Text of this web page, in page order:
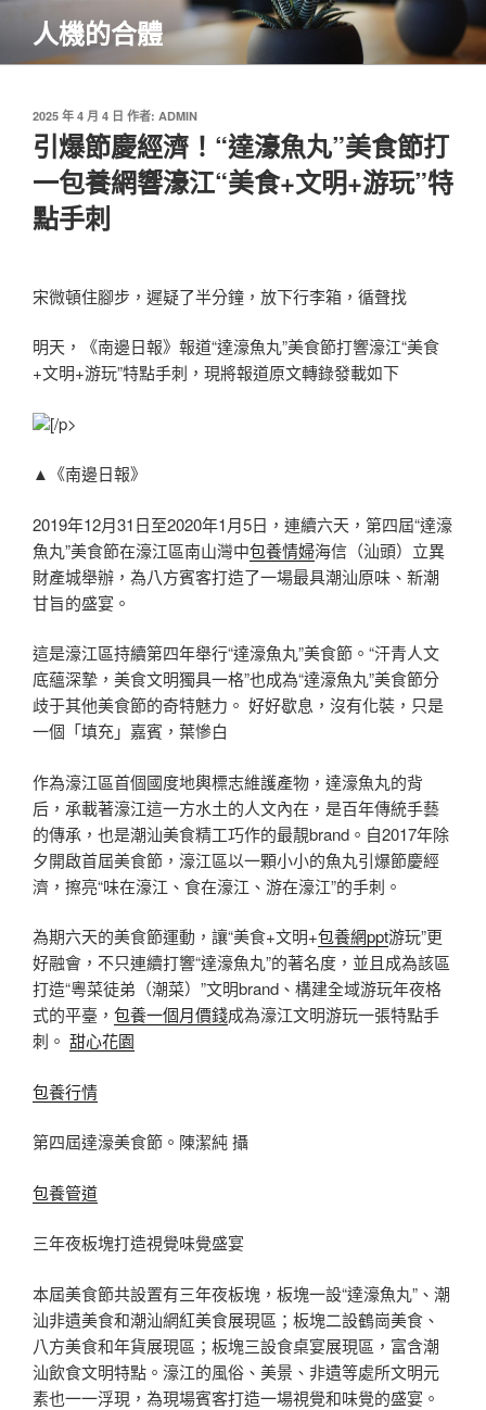
主
人機的合體
發
佈
於
2025 年 4 月 4 日 作者: ADMIN
引爆節慶經濟！“達濠魚丸”美食節打
一包養網響濠江“美食+文明+游玩”特
點手刺
宋微頓住腳步，遲疑了半分鐘，放下行李箱，循聲找
明天，《南邊日報》報道“達濠魚丸”美食節打響濠江“美食
+文明+游玩”特點手刺，現將報道原文轉錄發載如下
[/p>
▲《南邊日報》
2019年12月31日至2020年1月5日，連續六天，第四屆“達濠
魚丸”美食節在濠江區南山灣中包養情婦海信（汕頭）立異
財產城舉辦，為八方賓客打造了一場最具潮汕原味、新潮
甘旨的盛宴。
這是濠江區持續第四年舉行“達濠魚丸”美食節。“汗青人文
底蘊深摯，美食文明獨具一格”也成為“達濠魚丸”美食節分
歧于其他美食節的奇特魅力。 好好歇息，沒有化裝，只是
一個「填充」嘉賓，葉慘白
作為濠江區首個國度地輿標志維護產物，達濠魚丸的背
后，承載著濠江這一方水土的人文內在，是百年傳統手藝
的傳承，也是潮汕美食精工巧作的最靚brand。自2017年除
夕開啟首屆美食節，濠江區以一顆小小的魚丸引爆節慶經
濟，擦亮“味在濠江、食在濠江、游在濠江”的手刺。
為期六天的美食節運動，讓“美食+文明+包養網ppt游玩”更
好融會，不只連續打響“達濠魚丸”的著名度，並且成為該區
打造“粵菜徒弟（潮菜）”文明brand、構建全域游玩年夜格
式的平臺， 包養一個月價錢成為濠江文明游玩一張特點手
刺。 甜心花園
包養行情
第四屆達濠美食節。陳潔純 攝
包養管道
三年夜板塊打造視覺味覺盛宴
本屆美食節共設置有三年夜板塊，板塊一設“達濠魚丸”、潮
汕非遺美食和潮汕網紅美食展現區；板塊二設鶴崗美食、
八方美食和年貨展現區；板塊三設食桌宴展現區，富含潮
汕飲食文明特點。濠江的風俗、美景、非遺等處所文明元
素也一一浮現，為現場賓客打造一場視覺和味覺的盛宴。